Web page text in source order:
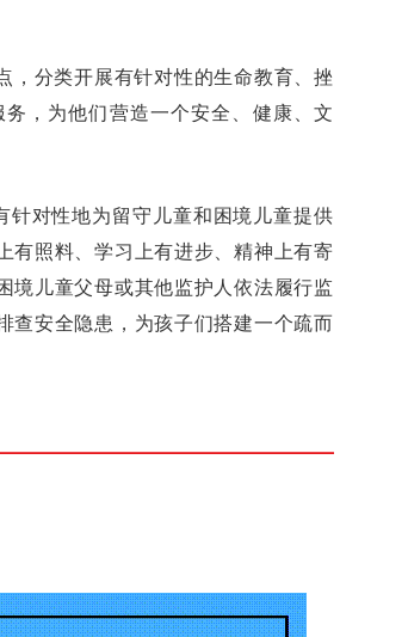
，分类开展有针对性的生命教育、挫
，为他们营造一个安全、健康、文
针对性地为留守儿童和困境儿童提供
有照料、学习上有进步、精神上有寄
境儿童父母或其他监护人依法履行监
查安全隐患，为孩子们搭建一个疏而